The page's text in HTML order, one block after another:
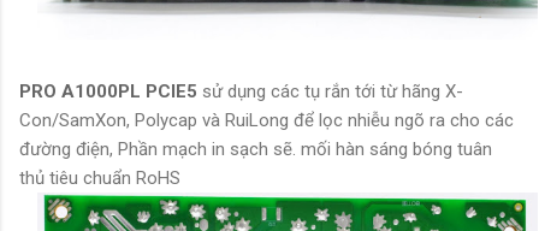
PRO A1000PL PCIE5 sử dụng các tụ rắn tới từ hãng X-
Con/SamXon, Polycap và RuiLong để lọc nhiễu ngõ ra cho các
đường điện, Phần mạch in sạch sẽ. mối hàn sáng bóng tuân
thủ tiêu chuẩn RoHS